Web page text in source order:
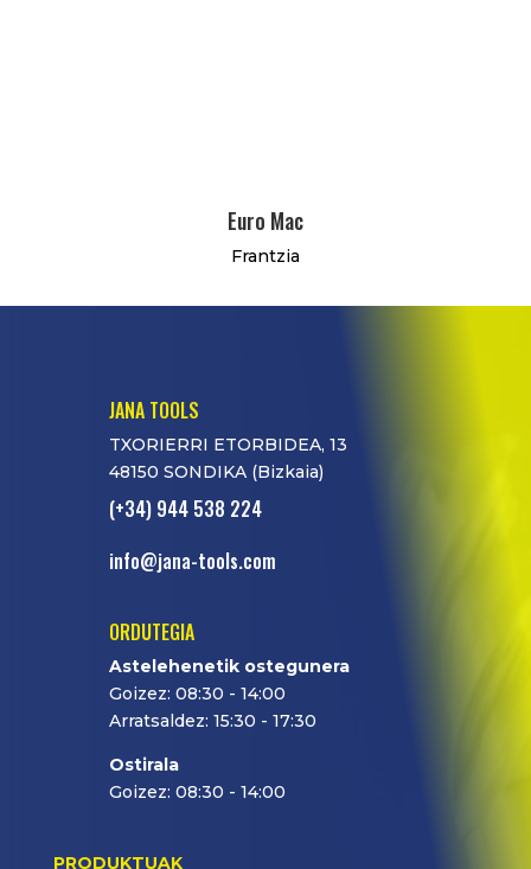
Euro Mac
Frantzia
JANA TOOLS
TXORIERRI ETORBIDEA, 13
48150 SONDIKA (Bizkaia)
(+34) 944 538 224
info@jana-tools.com
ORDUTEGIA
Astelehenetik ostegunera
Goizez: 08:30 - 14:00
Arratsaldez: 15:30 - 17:30
Ostirala
Goizez: 08:30 - 14:00
PRODUKTUAK